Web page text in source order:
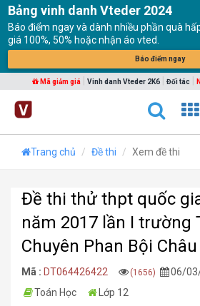
Bảng vinh danh Vteder 2024
Báo điểm ngay và dành nhiều phần quà
giá 100%, 50% hoặc nhận áo vted.
Báo điểm ngay
Mã giảm giá Vinh danh Vteder 2K6 Đối tác
Trang chủ Đề thi Xem đề thi
Đề thi thử thpt quốc
năm 2017 lần I trường
Chuyên Phan Bội
Mã : DT064426422 (1656)
06/
Toán Học
Lớp 12